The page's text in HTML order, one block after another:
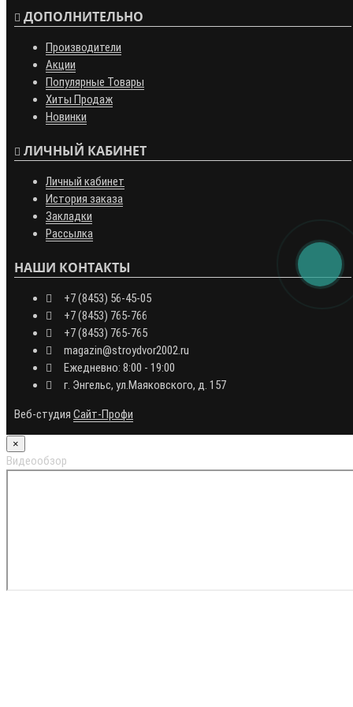
ДОПОЛНИТЕЛЬНО
Производители
Акции
Популярные Товары
Хиты Продаж
Новинки
ЛИЧНЫЙ КАБИНЕТ
Личный кабинет
История заказа
Закладки
Рассылка
НАШИ КОНТАКТЫ
+7 (8453) 56-45-05
+7 (8453) 765-766
+7 (8453) 765-765
magazin@stroydvor2002.ru
Ежедневно: 8:00 - 19:00
г. Энгельс, ул.Маяковского, д. 157
Веб-студия Сайт-Профи
×
Видеообзор